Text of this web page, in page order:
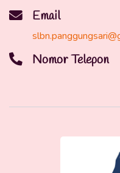
Email
Nomor Telepon